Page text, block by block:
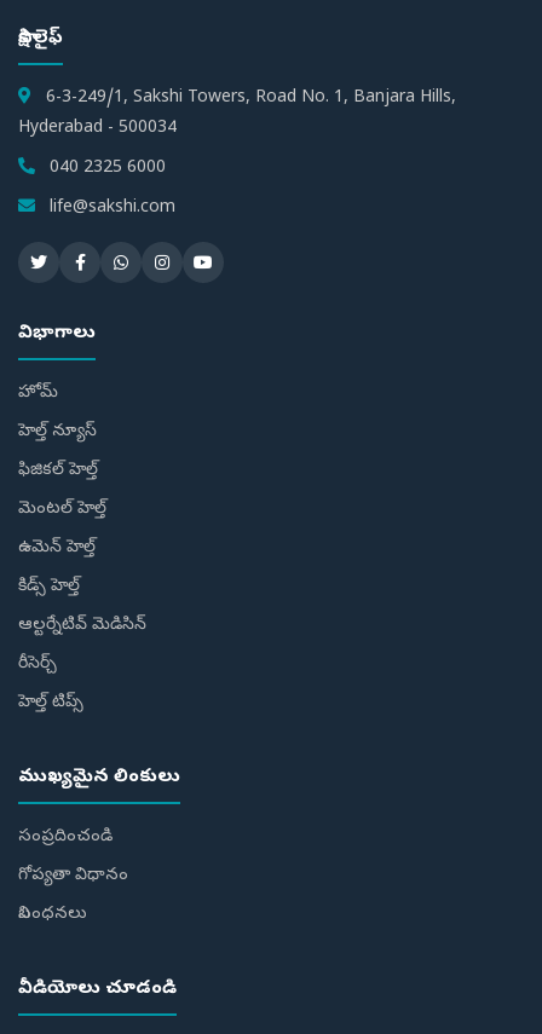
సాక్షి లైఫ్
6-3-249/1, Sakshi Towers, Road No. 1, Banjara Hills,
Hyderabad - 500034
040 2325 6000
life@sakshi.com
విభాగాలు
హోమ్
హెల్త్ న్యూస్
ఫిజికల్ హెల్త్
మెంటల్ హెల్త్
ఉమెన్ హెల్త్
కిడ్స్ హెల్త్
ఆల్టర్నేటివ్ మెడిసిన్
రీసెర్చ్
హెల్త్‌ టిప్స్‌
ముఖ్యమైన లింకులు
సంప్రదించండి
గోప్యతా విధానం
నిబంధనలు
వీడియోలు చూడండి